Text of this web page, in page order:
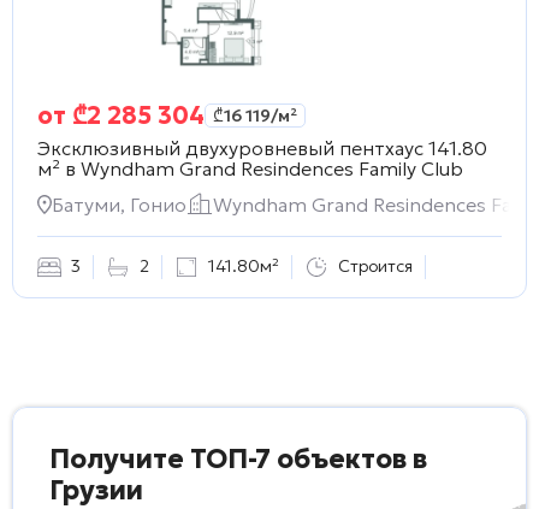
от ₾2 285 304 ₾16 119/м²
Эксклюзивный двухуровневый пентхаус 141.80
м² в Wyndham Grand Resindences Family Club
Батуми, Гонио
Wyndham Grand Resindences
3 2 141.80м² Строится
Получите ТОП-7 объектов в
Грузии